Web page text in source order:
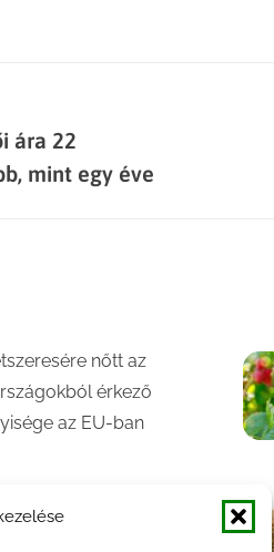
ára 22
mint egy éve
nőtt az
érkező
az EU-ban
növekedett a